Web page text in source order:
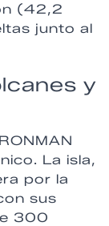
(42,2
junto al
y
La isla,
por la
sus
300